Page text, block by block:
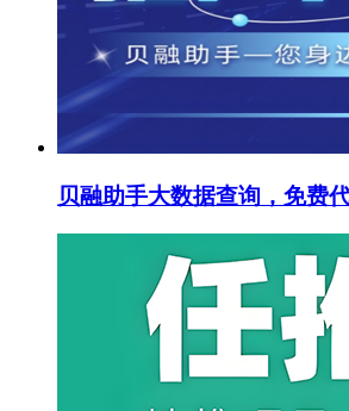
贝融助手大数据查询，免费